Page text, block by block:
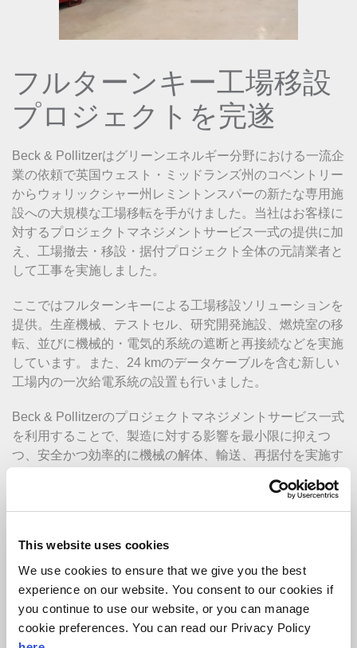
This website uses cookies
We use cookies to ensure that we give you the best
experience on our website. You consent to our cookies if
you continue to use our website, or you can manage
cookie preferences. You can read our Privacy Policy
フルターンキー工場移設
プロジェクトを完遂
Beck & Pollitzerはグリーンエネルギー分野における一流企
業の依頼で英国ウェスト・ミッドランズ州のコベントリー
からウォリックシャー州レミントンスパーの新たな専用施
設への大規模な工場移転を手がけました。当社はお客様に
対するプロジェクトマネジメントサービス一式の提供に加
え、工場撤去・移設・据付プロジェクト全体の元請業者と
して工事を実施しました。
ここではフルターンキーによる工場移設ソリューションを
提供。生産機械、テストセル、研究開発施設、燃焼室の移
転、並びに機械的・電気的系統の遮断と再接続などを実施
しています。また、24 kmのデータケーブルを含む新しい
工場内の一次給電系統の設置も行いました。
Beck & Pollitzerのプロジェクトマネジメントサービス一式
を利用することで、製造に対する影響を最小限に抑えつ
つ、安全かつ効率的に機械の解体、輸送、再据付を実施す
付工事と移転の実施と共に、専門チームは以下を含む多数
の下請工事の手配とプロジェクトマネジメントも手がけま
新設メザニンフロア
新設屋内事務所、化粧室、福利厚生施設
新設床板および壁と天井の装飾